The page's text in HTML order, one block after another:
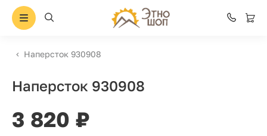
Наперсток 930908
Наперсток 930908
3 820 ₽